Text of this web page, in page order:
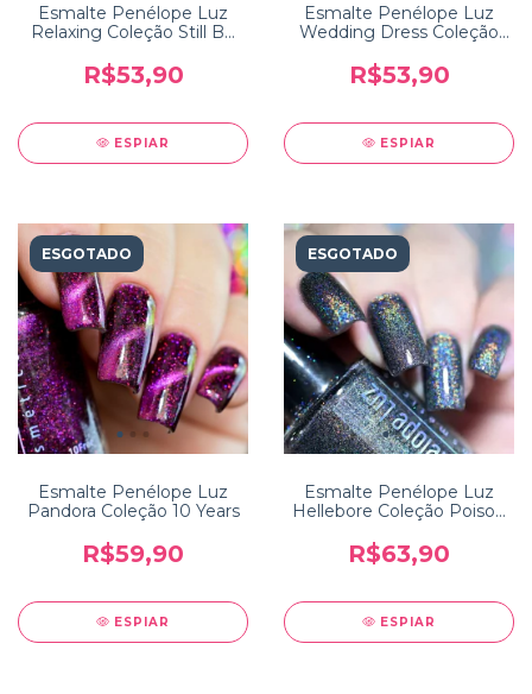
Esmalte Penélope Luz
Relaxing Coleção Still Be
R$53,90
ESPIAR
Esmalte Penélope Luz
Wedding Dress Coleção
R$53,90
ESPIAR
ESGOTADO
Esmalte Penélope Luz
Pandora Coleção 10 Years
R$59,90
ESPIAR
ESGOTADO
Esmalte Penélope Luz
Hellebore Coleção Poison
R$63,90
ESPIAR